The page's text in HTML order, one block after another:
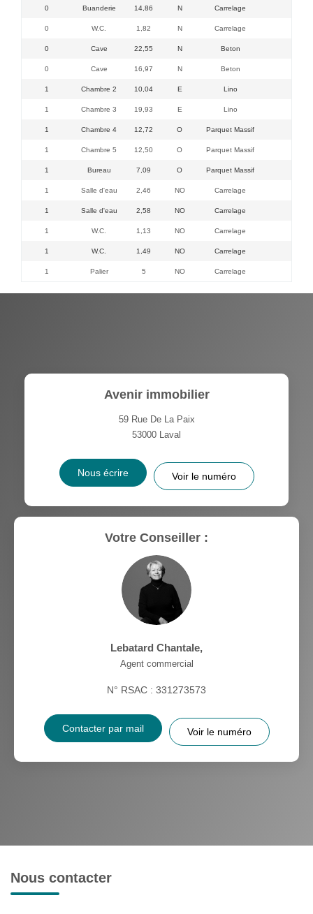
0 Buanderie 14,86 N Carrelage
0 W.C. 1,82 N Carrelage
0 Cave 22,55 N Beton
0 Cave 16,97 N Beton
1 Chambre 2 10,04 E Lino
1 Chambre 3 19,93 E Lino
1 Chambre 4 12,72 O Parquet Massif
1 Chambre 5 12,50 O Parquet Massif
1 Bureau 7,09 O Parquet Massif
1 Salle d'eau 2,46 NO Carrelage
1 Salle d'eau 2,58 NO Carrelage
1 W.C. 1,13 NO Carrelage
1 W.C. 1,49 NO Carrelage
1 Palier 5 NO Carrelage
Avenir immobilier
59 Rue De La Paix
53000 Laval
Nous écrire Voir le numéro
Votre Conseiller :
Lebatard Chantale,
Agent commercial
N° RSAC : 331273573
Contacter par mail Voir le numéro
Nous contacter